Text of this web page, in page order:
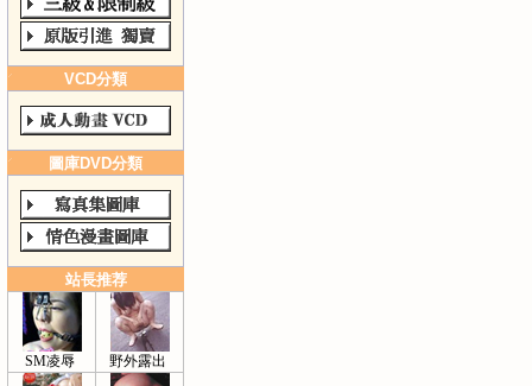
VCD分類
圖庫DVD分類
站長推荐
SM凌辱 野外露出